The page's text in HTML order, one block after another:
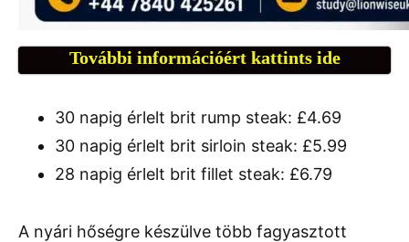
További információért kattints ide
30 napig érlelt brit rump steak: £4.69
30 napig érlelt brit sirloin steak: £5.99
28 napig érlelt brit fillet steak: £6.79
A nyári hőségre készülve több fagyasztott